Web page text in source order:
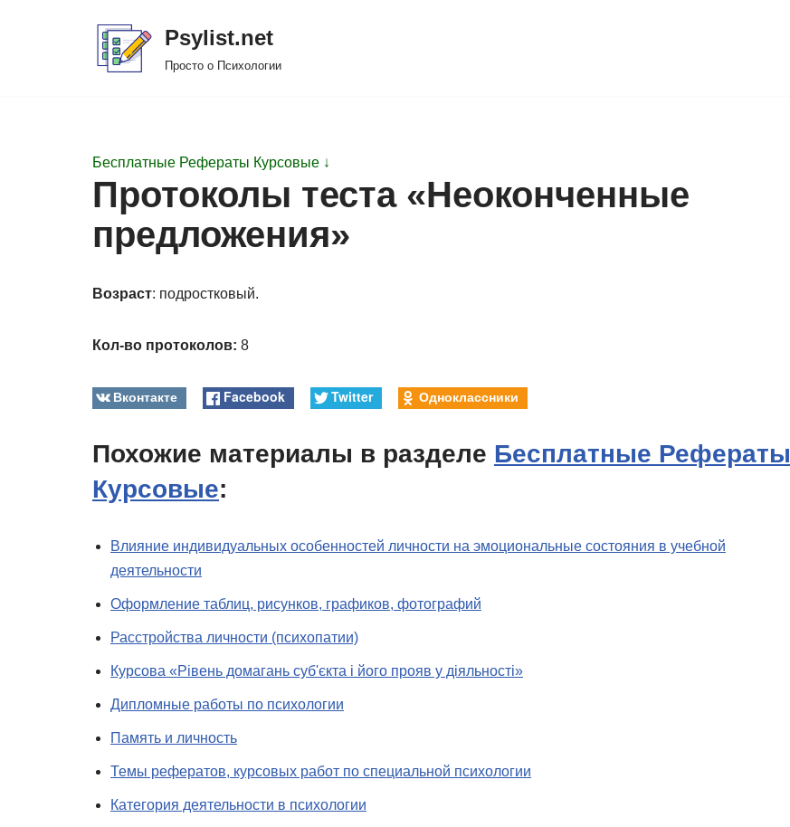
Psylist.net
Просто о Психологии
Бесплатные Рефераты Курсовые ↓
Протоколы теста «Неоконченные
предложения»
Возраст: подростковый.
Кол-во протоколов: 8
Вконтакте Facebook Twitter Одноклассники
Похожие материалы в разделе Бесплатные Рефераты
Курсовые:
Влияние индивидуальных особенностей личности на эмоциональные состояния в учебной
деятельности
Оформление таблиц, рисунков, графиков, фотографий
Расстройства личности (психопатии)
Курсова «Рівень домагань суб'єкта і його прояв у діяльності»
Дипломные работы по психологии
Память и личность
Темы рефератов, курсовых работ по специальной психологии
Категория деятельности в психологии